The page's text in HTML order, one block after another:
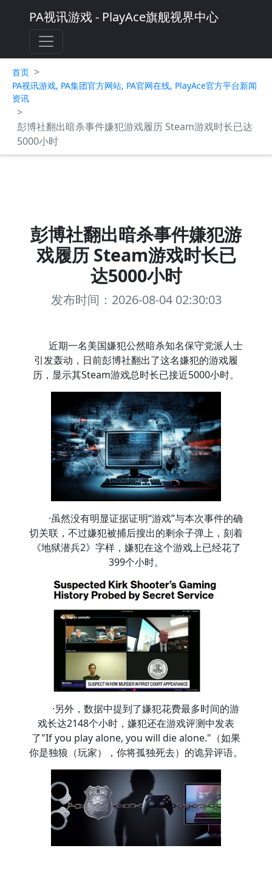
PA视讯游戏 - PlayAce旗舰视界中心
首页 >
PA视讯游戏, PA集团官方网站, PA官网在线, PlayAce官方平台新闻
资讯
>
彭博社翻出暗杀事件嫌犯游戏履历 Steam游戏时长已达
5000小时
彭博社翻出暗杀事件嫌犯游
戏履历 Steam游戏时长已
达5000小时
发布时间：2026-08-04 02:30:03
近期一名美国嫌犯公然暗杀知名保守党派人士
引发轰动，日前彭博社翻出了这名嫌犯的游戏履
历，显示其Steam游戏总时长已接近5000小时。
·虽然没有明显证据证明“游戏”与本次事件的确
切关联，不过嫌犯被捕后搜出的剩余子弹上，刻着
《地狱潜兵2》字样，嫌犯在这个游戏上已经花了
399个小时。
·另外，数据中提到了嫌犯花费最多时间的游
戏长达2148个小时，嫌犯还在游戏评测中发表
了"If you play alone, you will die alone."（如果
你是独狼（玩家），你将孤独死去）的诡异评语。